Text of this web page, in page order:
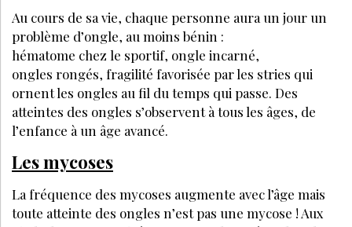
sur les différences entre les probiotiques
et les prébiotiques